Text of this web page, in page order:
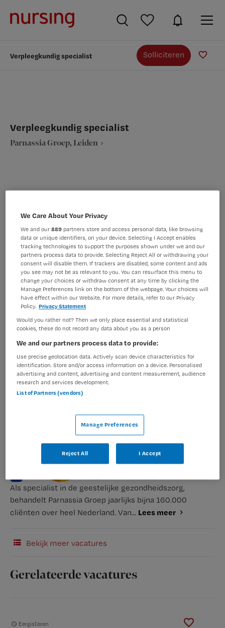
Verpleegkundig specialist Solliciteren
Verpleegkundig specialist
Parnassia Groep, Leiden
Verpleegkunde
BRANCHE
GGZ
AANSTELLING
Niet nader bepaald
6 juni 2026 WO
ERVARING
Niet nader bepaald
DIENSTVERBAND
Vacature niet beschikbaar
Deze vacature Verpleegkundig specialist bij Parnassia
Groep is niet meer actueel. Hieronder staan enkele
vergelijkbare vacatures die voor u wellicht interessant
zijn.
Als specialist in de geestelijke gezondheidszorg,
behandelt Parnassia Groep jaarlijks bijna 160.000
cliënten over heel Nederland. Van... Lees meer
Bekijk meer vacatures
Gerelateerde vacatures
Eergisteren
We Care About Your Privacy
We and our889 partners store and access personal data, like browsing
data or unique identifiers, on your device. Selecting I Accept enables
tracking technologies to support the purposes shown under we and our
partners process data to provide. Selecting Reject All or withdrawing your
consent will disable them. If trackers are disabled, some content and ads
you see may not be as relevant to you. You can resurface this menu to
change your choices or withdraw consent at any time by clicking the
Manage Preferences link on the bottom of the webpage. Your choices will
have effect within our Website. For more details, refer to our Privacy
Policy. Privacy Statement
Would you rather not? Then we only place essential and statistical
cookies, these do not record any data about you as a person
We and our partners process data to provide:
Use precise geolocation data. Actively scan device characteristics for
identification. Store and/or access information on a device. Personalised
advertising and content, advertising and content measurement, audience
research and services development.
List of Partners (vendors)
Manage Preferences
Reject All I Accept